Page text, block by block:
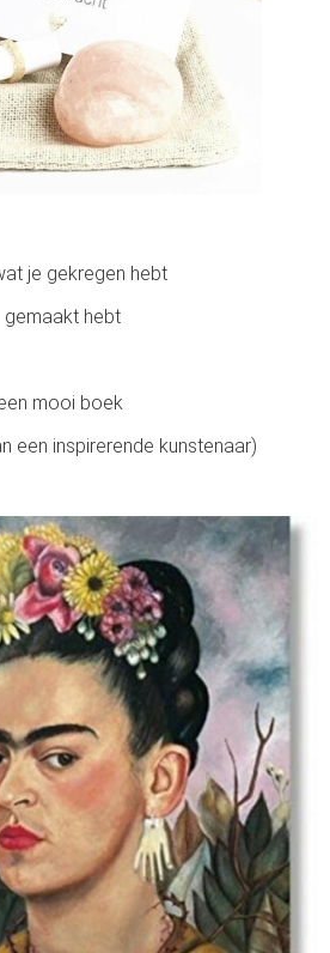
je gekregen hebt
gemaakt hebt
mooi boek
een inspirerende kunstenaar)